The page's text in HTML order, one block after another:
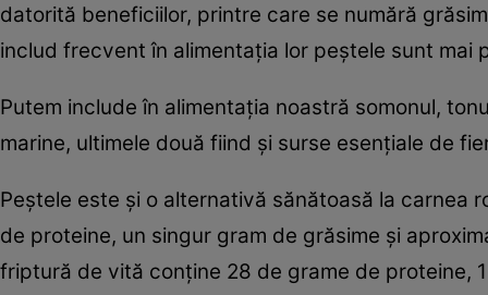
datorită beneficiilor, printre care se numără
includ frecvent în alimentaţia lor peştele sunt
Putem include în alimentaţia noastră somonul,
marine, ultimele două fiind şi surse esenţiale de
Peştele este şi o alternativă sănătoasă la carnea
de proteine, un singur gram de grăsime şi
friptură de vită conţine 28 de grame de proteine,